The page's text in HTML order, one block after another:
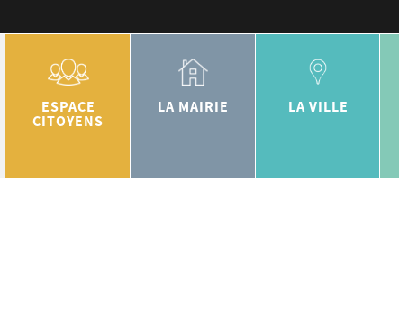
ESPACE
CITOYENS
LA MAIRIE LA VILLE